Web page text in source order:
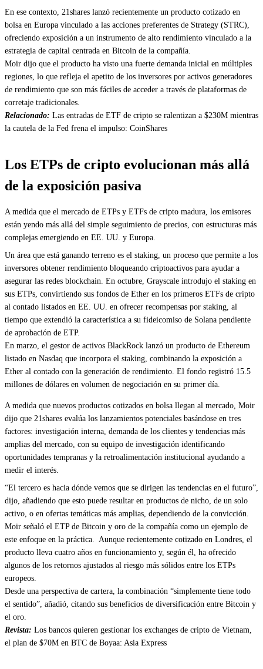
En ese contexto, 21shares lanzó recientemente un producto cotizado en
bolsa en Europa vinculado a las acciones preferentes de Strategy (STRC),
ofreciendo exposición a un instrumento de alto rendimiento vinculado a la
estrategia de capital centrada en Bitcoin de la compañía.
Moir dijo que el producto ha visto una fuerte demanda inicial en múltiples
regiones, lo que refleja el apetito de los inversores por activos generadores
de rendimiento que son más fáciles de acceder a través de plataformas de
corretaje tradicionales.
Relacionado: Las entradas de ETF de cripto se ralentizan a $230M mientras
la cautela de la Fed frena el impulso: CoinShares
Los ETPs de cripto evolucionan más allá
de la exposición pasiva
A medida que el mercado de ETPs y ETFs de cripto madura, los emisores
están yendo más allá del simple seguimiento de precios, con estructuras más
complejas emergiendo en EE. UU. y Europa.
Un área que está ganando terreno es el staking, un proceso que permite a los
inversores obtener rendimiento bloqueando criptoactivos para ayudar a
asegurar las redes blockchain. En octubre, Grayscale introdujo el staking en
sus ETPs, convirtiendo sus fondos de Ether en los primeros ETFs de cripto
al contado listados en EE. UU. en ofrecer recompensas por staking, al
tiempo que extendió la característica a su fideicomiso de Solana pendiente
de aprobación de ETP.
En marzo, el gestor de activos BlackRock lanzó un producto de Ethereum
listado en Nasdaq que incorpora el staking, combinando la exposición a
Ether al contado con la generación de rendimiento. El fondo registró 15.5
millones de dólares en volumen de negociación en su primer día.
A medida que nuevos productos cotizados en bolsa llegan al mercado, Moir
dijo que 21shares evalúa los lanzamientos potenciales basándose en tres
factores: investigación interna, demanda de los clientes y tendencias más
amplias del mercado, con su equipo de investigación identificando
oportunidades tempranas y la retroalimentación institucional ayudando a
medir el interés.
“El tercero es hacia dónde vemos que se dirigen las tendencias en el futuro”,
dijo, añadiendo que esto puede resultar en productos de nicho, de un solo
activo, o en ofertas temáticas más amplias, dependiendo de la convicción.
Moir señaló el ETP de Bitcoin y oro de la compañía como un ejemplo de
este enfoque en la práctica. Aunque recientemente cotizado en Londres, el
producto lleva cuatro años en funcionamiento y, según él, ha ofrecido
algunos de los retornos ajustados al riesgo más sólidos entre los ETPs
europeos.
Desde una perspectiva de cartera, la combinación “simplemente tiene todo
el sentido”, añadió, citando sus beneficios de diversificación entre Bitcoin y
el oro.
Revista: Los bancos quieren gestionar los exchanges de cripto de Vietnam,
el plan de $70M en BTC de Boyaa: Asia Express